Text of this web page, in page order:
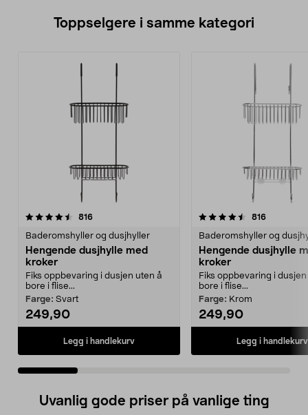
Toppselgere i samme kategori
816anmeldelser
Baderomshyller og dusjhyller
Hengende dusjhylle med
kroker
Fiks oppbevaring i dusjen uten å
bore i flise...
Farge: Svart
249,90
Legg i handlekurv
4.5 av 5 stjerner 816
Baderomshyller og
Hengende dusjhylle
kroker
Fiks oppbevaring i
bore i flise...
Farge: Krom
249,90
Legg i handlekurv
3.5 av 5 stjerner
Uvanlig gode priser på vanlige ting